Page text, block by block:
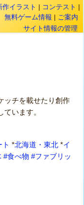
作イラスト | コンテスト |
無料ゲーム情報 | ご案内
サイト情報の管理
ッチを載せたり創作
います。
*北海道・東北 *イ
#食べ物 #ファブリッ